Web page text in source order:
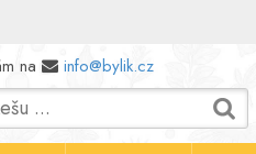
na info@bylik.cz